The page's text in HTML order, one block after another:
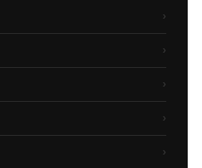
›
›
›
›
›